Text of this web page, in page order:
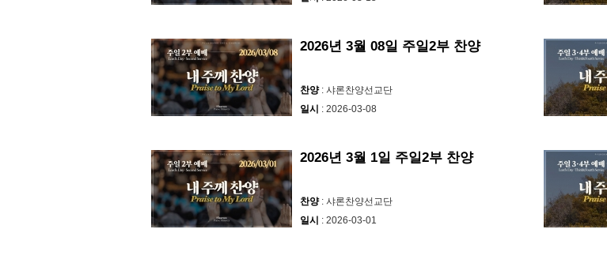
2026년 3월 08일 주일2부 찬양
찬양: 샤론찬양선교단
일시 : 2026-03-08
2026년 3월 1일 주일2부 찬양
찬양: 샤론찬양선교단
일시 : 2026-03-01